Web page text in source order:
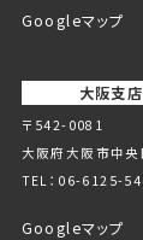
Googleマップ
大阪支店
〒542-0081
大阪府大阪市中
TEL： 06-6125-
Googleマップ